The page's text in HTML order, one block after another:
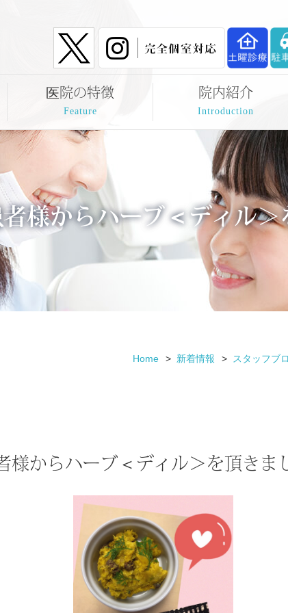
医院の特徴
Feature
院内紹介
Introduction
様からハーブ＜ディル
Home 新着情報 スタッフブ
様からハーブ＜ディル＞を頂きま